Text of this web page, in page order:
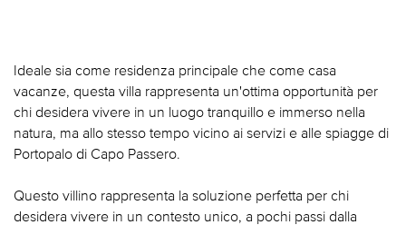
Ideale sia come residenza principale che come casa
vacanze, questa villa rappresenta un'ottima opportunità per
chi desidera vivere in un luogo tranquillo e immerso nella
natura, ma allo stesso tempo vicino ai servizi e alle spiagge di
Portopalo di Capo Passero.
Questo villino rappresenta la soluzione perfetta per chi
desidera vivere in un contesto unico, a pochi passi dalla